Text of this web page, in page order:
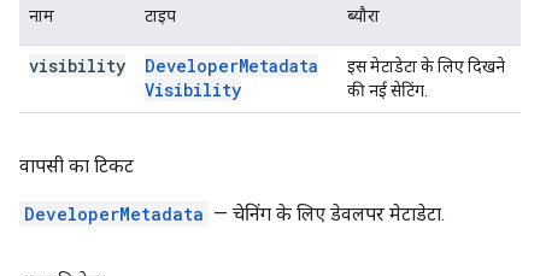
नाम टाइप ब्यौरा
visibility DeveloperMetadata
Visibility
इस मेटाडेटा के लिए दिखने
की नई सेटिंग.
वापसी का टिकट
DeveloperMetadata — चेनिंग के लिए डेवलपर मेटाडेटा.